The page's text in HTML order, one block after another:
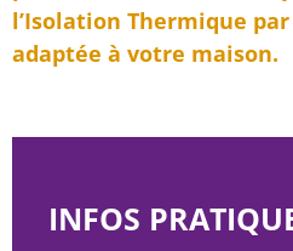
l’Isolation Thermique
adaptée à votre maison.
INFOS